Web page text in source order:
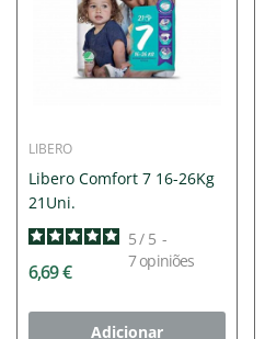
LIBERO
Libero Comfort 7 16-26Kg
21Uni.
5/ 5 -
7opiniões
6,69 €
Adicionar